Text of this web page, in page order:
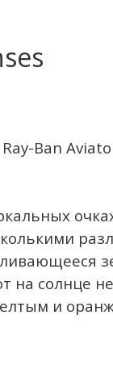
на солнце
и